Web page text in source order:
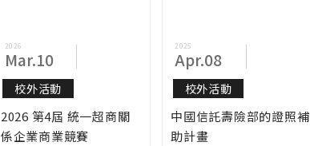
2026
Mar.10
校外活動
2026 第4屆 統一超商關
係企業商業競賽
2025
Apr.08
校外活動
中國信託壽險部的證照補
助計畫